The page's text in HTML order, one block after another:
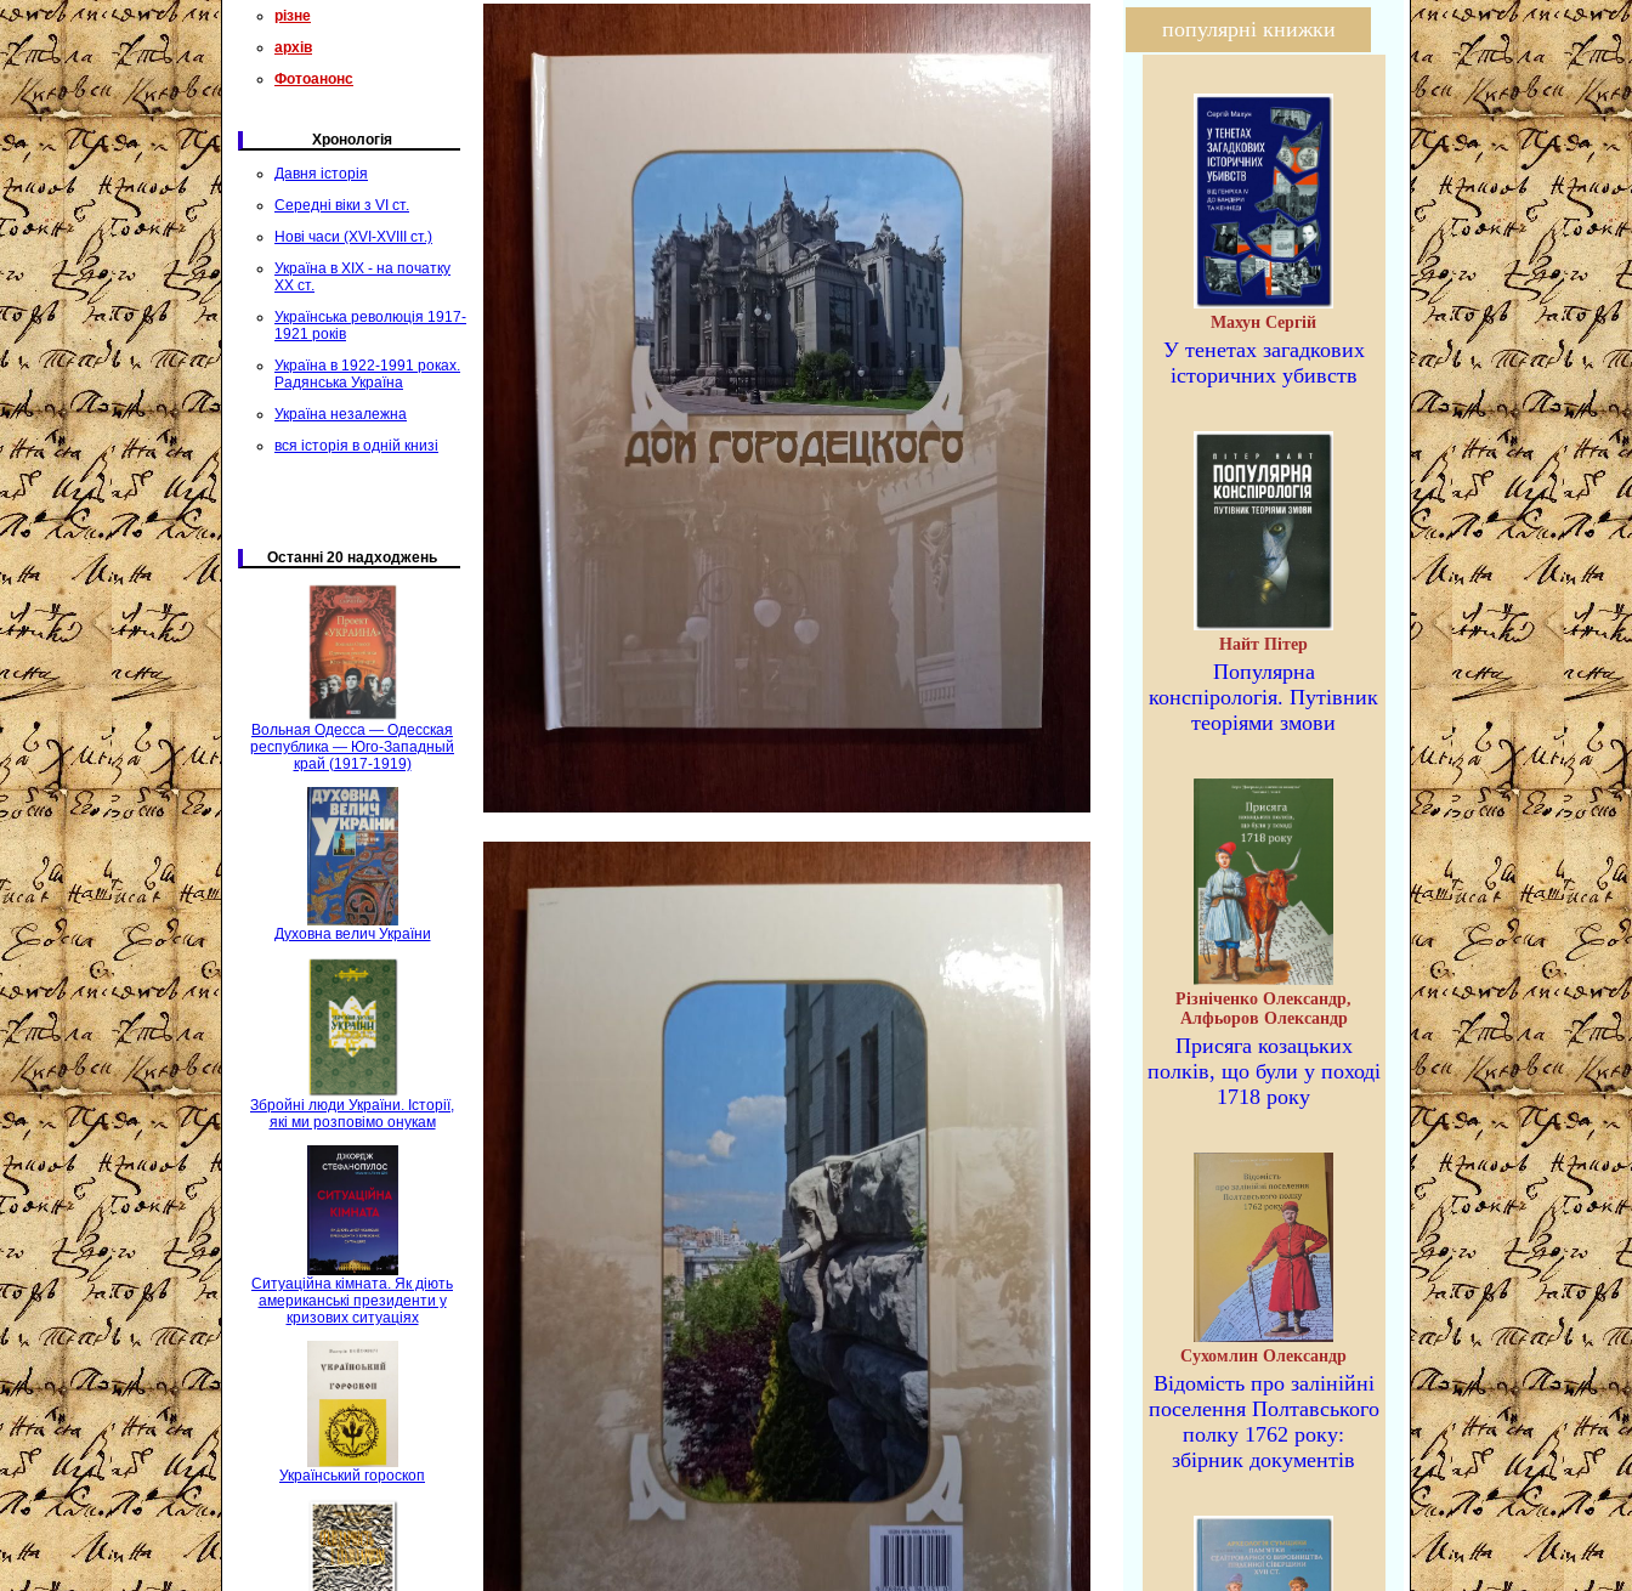
різне
архів
Фотоанонс
Хронологія
Давня історія
Середні віки з VI ст.
Нові часи (XVI-XVIII ст.)
Україна в XIX - на початку
XX ст.
Українська революція 1917-
1921 років
Україна в 1922-1991 роках.
Радянська Україна
Україна незалежна
вся історія в одній книзі
Останні 20 надходжень
Вольная Одесса — Одесская
республика — Юго-Западный
край (1917-1919)
Духовна велич України
Збройні люди України. Історії,
які ми розповімо онукам
Ситуаційна кімната. Як діють
американські президенти у
кризових ситуаціях
Український гороскоп
популярні книжки
Махун Сергій
У тенетах загадкових
історичних убивств
Найт Пітер
Популярна
конспірологія. Путівник
теоріями змови
Різніченко Олександр,
Алфьоров Олександр
Присяга козацьких
полків, що були у поході
1718 року
Сухомлин Олександр
Відомість про залінійні
поселення Полтавського
полку 1762 року:
збірник документів